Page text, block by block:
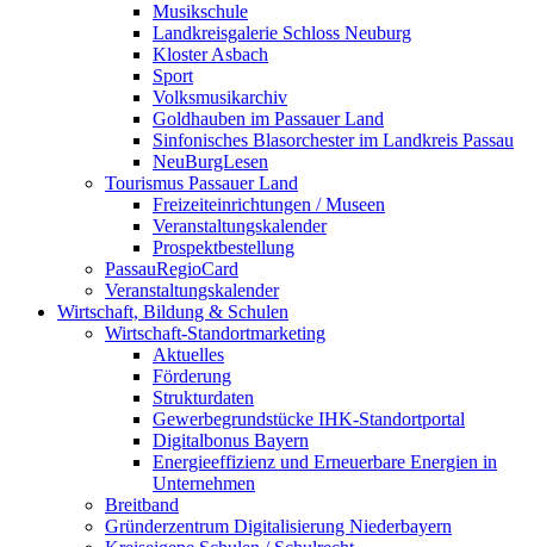
Musikschule
Landkreisgalerie Schloss Neuburg
Kloster Asbach
Sport
Volksmusikarchiv
Goldhauben im Passauer Land
Sinfonisches Blasorchester im Landkreis Passau
NeuBurgLesen
Tourismus Passauer Land
Freizeiteinrichtungen / Museen
Veranstaltungskalender
Prospektbestellung
PassauRegioCard
Veranstaltungskalender
Wirtschaft, Bildung & Schulen
Wirtschaft-Standortmarketing
Aktuelles
Förderung
Strukturdaten
Gewerbegrundstücke IHK-Standortportal
Digitalbonus Bayern
Energieeffizienz und Erneuerbare Energien in
Unternehmen
Breitband
Gründerzentrum Digitalisierung Niederbayern